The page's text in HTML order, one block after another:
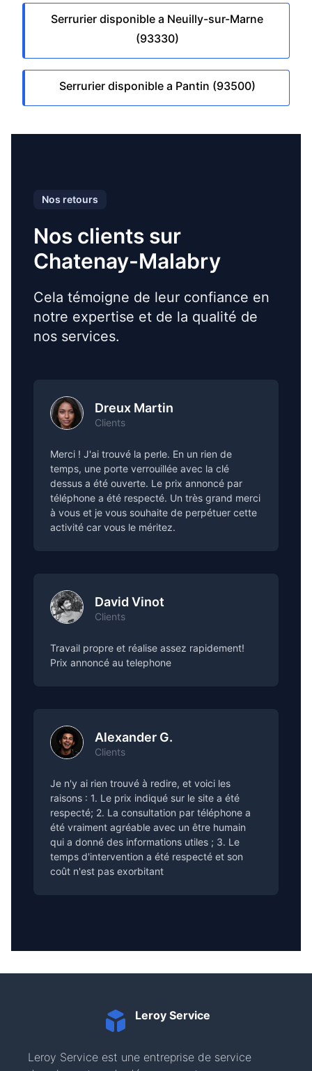
Serrurier disponible a Neuilly-sur-Marne
(93330)
Serrurier disponible a Pantin (93500)
Nos retours
Nos clients sur
Chatenay-Malabry
Cela témoigne de leur confiance en
notre expertise et de la qualité de
nos services.
Dreux Martin
Clients
Merci ! J'ai trouvé la perle. En un rien de
temps, une porte verrouillée avec la clé
dessus a été ouverte. Le prix annoncé par
téléphone a été respecté. Un très grand merci
à vous et je vous souhaite de perpétuer cette
activité car vous le méritez.
David Vinot
Clients
Travail propre et réalise assez rapidement!
Prix annoncé au telephone
Alexander G.
Clients
Je n'y ai rien trouvé à redire, et voici les
raisons : 1. Le prix indiqué sur le site a été
respecté; 2. La consultation par téléphone a
été vraiment agréable avec un être humain
qui a donné des informations utiles ; 3. Le
temps d'intervention a été respecté et son
coût n'est pas exorbitant
Leroy Service
Leroy Service est une entreprise de service